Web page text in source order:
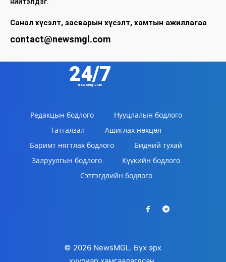
Санал хүсэлт, засварын хүсэлт, хамтын ажиллагаа
contact@newsmgl.com
24/7
newsmgl.com
Редакцын бодлого
Нууцлалын бодлого
Татгалзал
Ашиглах нөхцөл
Баримт нягтлах бодлого
Бидний тухай
Залруулгын бодлого
Күүкийн бодлого
Сэтгэгдлийн бодлого
© 2026 NewsMGL. Бүх эрх